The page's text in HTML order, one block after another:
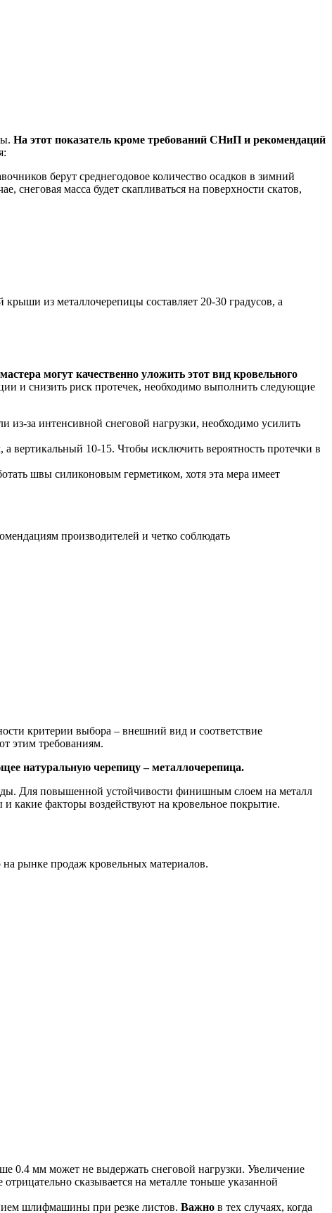
На этот показатель кроме требований СНиП и рекомендаций
берут среднегодовое количество осадков в зимний
масса будет скапливаться на поверхности скатов,
из металлочерепицы составляет 20-30 градусов, а
могут качественно уложить этот вид кровельного
и снизить риск протечек, необходимо выполнить следующие
за интенсивной снеговой нагрузки, необходимо усилить
вертикальный 10-15. Чтобы исключить вероятность протечки в
швы силиконовым герметиком, хотя эта мера имеет
производителей и четко соблюдать
критерии выбора – внешний вид и соответствие
этим требованиям.
натуральную черепицу – металлочерепица.
Для повышенной устойчивости финишным слоем на металл
и какие факторы воздействуют на кровельное покрытие.
рынке продаж кровельных материалов.
0.4 мм может не выдержать снеговой нагрузки. Увеличение
сказывается на металле тоньше указанной
шлифмашины при резке листов. Важно в тех случаях, когда